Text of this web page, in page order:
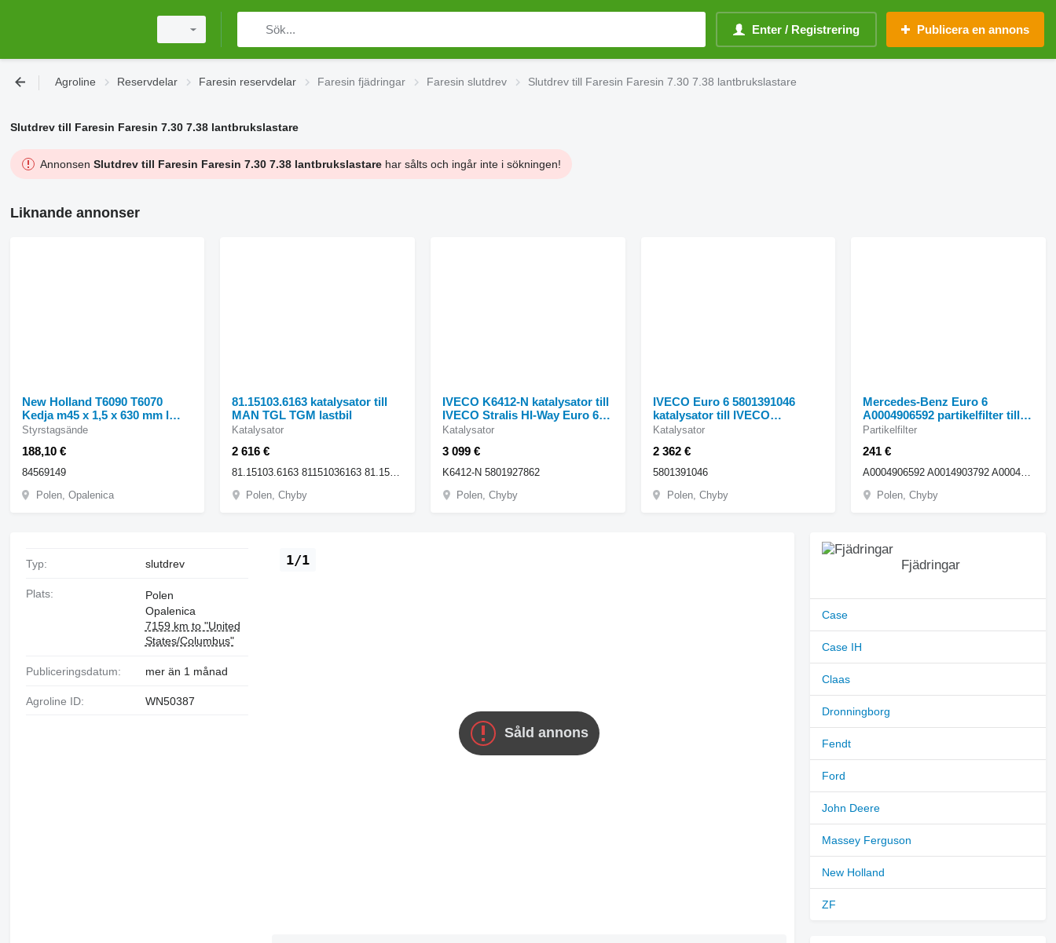
Enter / Registrering Publicera en annons
Agroline Reservdelar Faresin reservdelar Faresin fjädringar Faresin slutdrev Slutdrev till Faresin Faresin 7.30 7.38 lantbrukslastare
Slutdrev till Faresin Faresin 7.30 7.38 lantbrukslastare
Annonsen Slutdrev till Faresin Faresin 7.30 7.38 lantbrukslastarehar sålts och ingår inte i sökningen!
Liknande annonser
New Holland T6090 T6070
Kedja m45 x 1,5 x 630 mm l
84569149 styrstagsände till
lastbil
188,10 €
Styrstagsände
84569149
Polen, Opalenica
81.15103.6163 katalysator till
MAN TGL TGM lastbil
2 616 €
Katalysator
Polen, Chyby
IVECO K6412-N katalysator till
IVECO Stralis HI-Way Euro 6
dragbil
3 099 €
Katalysator
K6412-N 5801927862
Polen, Chyby
IVECO Euro 6 5801391046
katalysator till IVECO
Eurocargo lastbil
2 362 €
Katalysator
5801391046
Polen, Chyby
Mercedes-Benz Euro 6
A0004906592 partikelfilter till
Mercedes-Benz Actros lastbil
241 €
Partikelfilter
Polen, Chyby
Såld annons
1/1
Typ: slutdrev
Plats:
Polen
Opalenica
7159 km to "United
States/Columbus"
Publiceringsdatum: mer än 1 månad
Agroline ID: WN50387
Fjädringar
Case
Case IH
Claas
Dronningborg
Fendt
Ford
John Deere
Massey Ferguson
New Holland
ZF